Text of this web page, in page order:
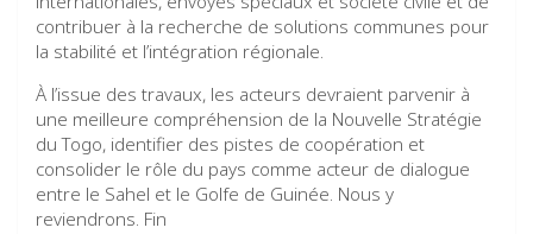
contribuer à la recherche de solutions communes pour
la stabilité et l’intégration régionale.
À l’issue des travaux, les acteurs devraient parvenir à
une meilleure compréhension de la Nouvelle Stratégie
du Togo, identifier des pistes de coopération et
consolider le rôle du pays comme acteur de dialogue
entre le Sahel et le Golfe de Guinée. Nous y
reviendrons. Fin